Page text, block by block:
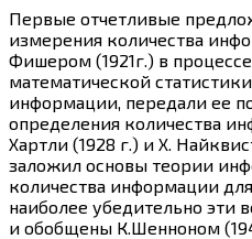
Первые отчетливые
измерения количества
Фишером (1921г.) в
математической
информации, передали ее
определения количества
Хартли (1928 г.) и Х.
заложил основы теории
количества информации
наиболее убедительно эти
и обобщены К.Шенноном